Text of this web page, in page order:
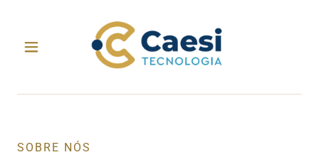
SOBRE NÓS